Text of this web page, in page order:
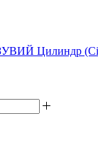
Цилиндр